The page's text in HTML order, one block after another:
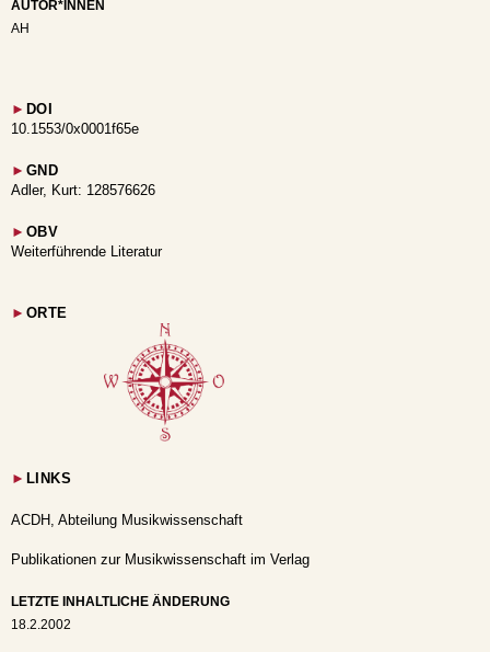
AUTOR*INNEN
AH
► DOI
10.1553/0x0001f65e
► GND
Adler, Kurt: 128576626
► OBV
Weiterführende Literatur
► ORTE
► LINKS
ACDH, Abteilung Musikwissenschaft
Publikationen zur Musikwissenschaft im Verlag
LETZTE INHALTLICHE ÄNDERUNG
18.2.2002